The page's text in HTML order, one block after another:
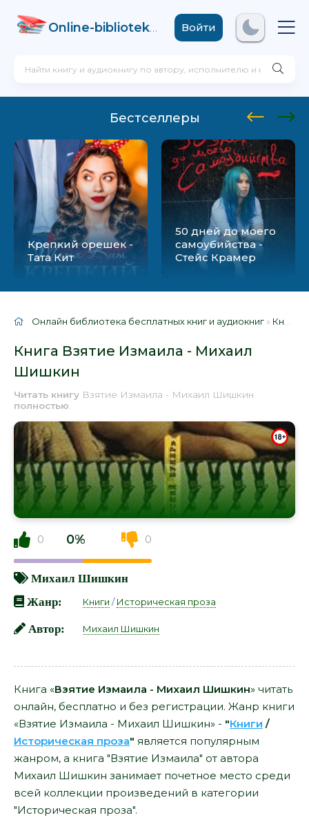
Online-biblioteka .comВойти
Бестселлеры
Крепкий орешек -
Тата Кит
50 дней до моего
самоубийства -
Стейс Крамер
Онлайн библиотека бесплатных книг и аудиокниг » Книги
Книга Взятие Измаила - Михаил
Шишкин
Читать книгу Взятие Измаила - Михаил Шишкин
полностью
0 0% 0
Михаил Шишкин
Жанр:
Книги /Историческая проза
Автор: Михаил Шишкин
Книга «Взятие Измаила - Михаил Шишкин» читать
онлайн, бесплатно и без регистрации. Жанр книги
«Взятие Измаила - Михаил Шишкин» - "Книги /
Историческая проза" является популярным
жанром, а книга "Взятие Измаила" от автора
Михаил Шишкин занимает почетное место среди
всей коллекции произведений в категории
"Историческая проза".